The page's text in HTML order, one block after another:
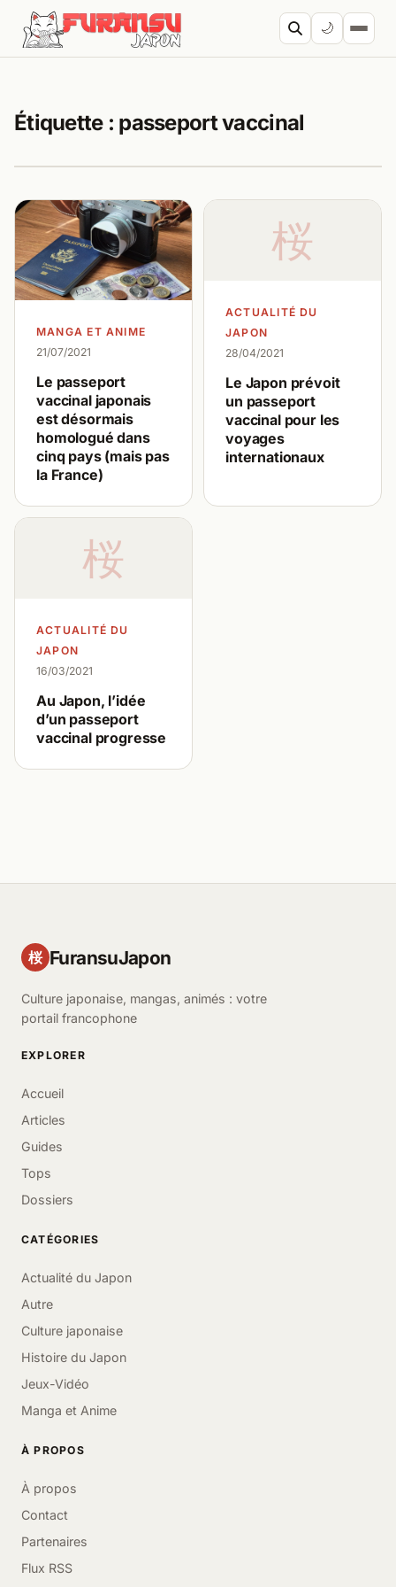
Aller au contenu
🌙
Étiquette : passeport vaccinal
MANGA ET ANIME
21/07/2021
Le passeport
vaccinal japonais
est désormais
homologué dans
cinq pays (mais pas
la France)
桜
ACTUALITÉ DU
JAPON
28/04/2021
Le Japon prévoit
un passeport
vaccinal pour les
voyages
internationaux
桜
ACTUALITÉ DU
JAPON
16/03/2021
Au Japon, l’idée
d’un passeport
vaccinal progresse
桜 FuransuJapon
Culture japonaise, mangas, animés : votre
portail francophone
EXPLORER
Accueil
Articles
Guides
Tops
Dossiers
CATÉGORIES
Actualité du Japon
Autre
Culture japonaise
Histoire du Japon
Jeux-Vidéo
Manga et Anime
À PROPOS
À propos
Contact
Partenaires
Flux RSS